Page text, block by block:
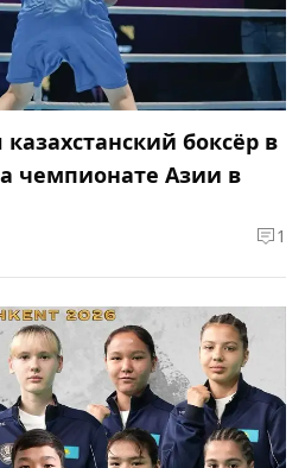
боксёр в
чемпионате Азии в
1